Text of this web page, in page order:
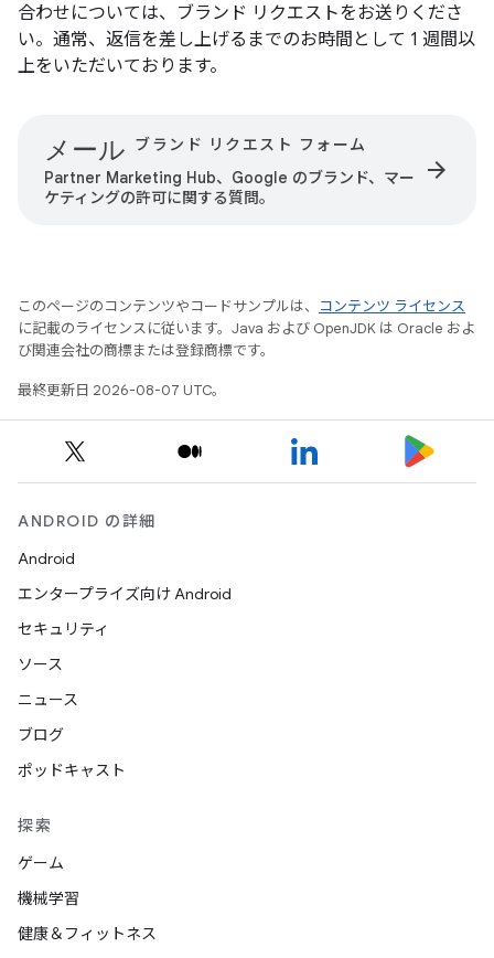
合わせについては、ブランド リクエストをお送りくださ
い。通常、返信を差し上げるまでのお時間として 1 週間以
上をいただいております。
メール ブランド リクエスト フォーム
Partner Marketing Hub、Google のブランド、マー
ケティングの許可に関する質問。
arrow_forward
このページのコンテンツやコードサンプルは、
コンテンツ ライセンス
に記載のライセンスに従います。Java および OpenJDK は Oracle およ
び関連会社の商標または登録商標です。
最終更新日 2026-08-07 UTC。
ANDROID の詳細
Android
エンタープライズ向け Android
セキュリティ
ソース
ニュース
ブログ
ポッドキャスト
探索
ゲーム
機械学習
健康＆フィットネス